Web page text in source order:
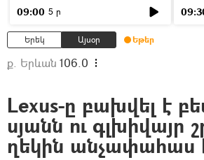
09:00 5 ր
Երեկ Այսօր Եթեր
ք. Երևան 106.0
Lexus-ը բախվել է
սյանն ու գլխիվայր
ղեկին անչափահաս